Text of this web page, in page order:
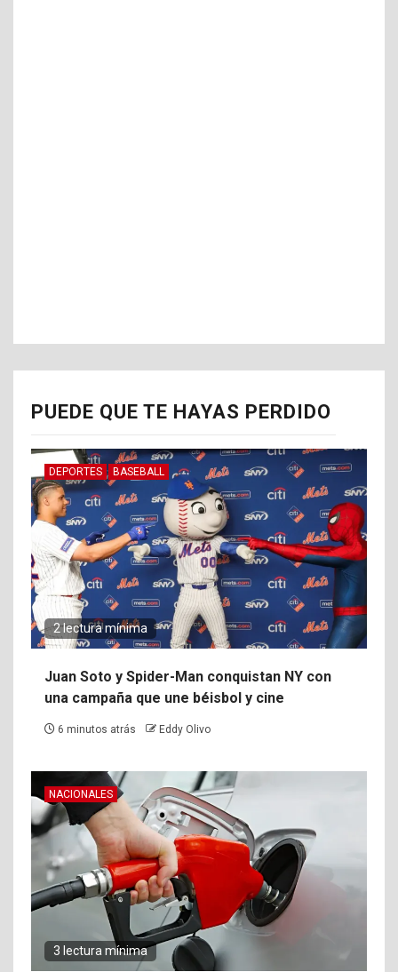
PUEDE QUE TE HAYAS PERDIDO
DEPORTES BASEBALL
2 lectura mínima
Juan Soto y Spider-Man conquistan NY con
una campaña que une béisbol y cine
6 minutos atrás Eddy Olivo
NACIONALES
3 lectura mínima